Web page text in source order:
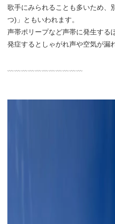
歌手にみられることも多いため、
つ)」ともいわれます。
声帯ポリープなど声帯に発生する
発症するとしゃがれ声や空気が漏
﹏﹏﹏﹏﹏﹏﹏﹏﹏﹏﹏